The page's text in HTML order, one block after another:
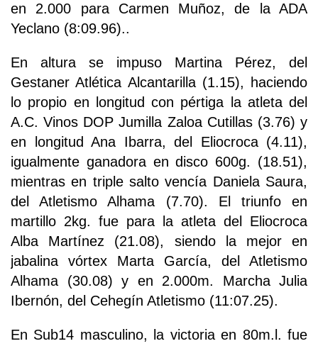
en 2.000 para Carmen Muñoz, de la ADA
Yeclano (8:09.96)..
En altura se impuso Martina Pérez, del
Gestaner Atlética Alcantarilla (1.15), haciendo
lo propio en longitud con pértiga la atleta del
A.C. Vinos DOP Jumilla Zaloa Cutillas (3.76) y
en longitud Ana Ibarra, del Eliocroca (4.11),
igualmente ganadora en disco 600g. (18.51),
mientras en triple salto vencía Daniela Saura,
del Atletismo Alhama (7.70). El triunfo en
martillo 2kg. fue para la atleta del Eliocroca
Alba Martínez (21.08), siendo la mejor en
jabalina vórtex Marta García, del Atletismo
Alhama (30.08) y en 2.000m. Marcha Julia
Ibernón, del Cehegín Atletismo (11:07.25).
En Sub14 masculino, la victoria en 80m.l. fue